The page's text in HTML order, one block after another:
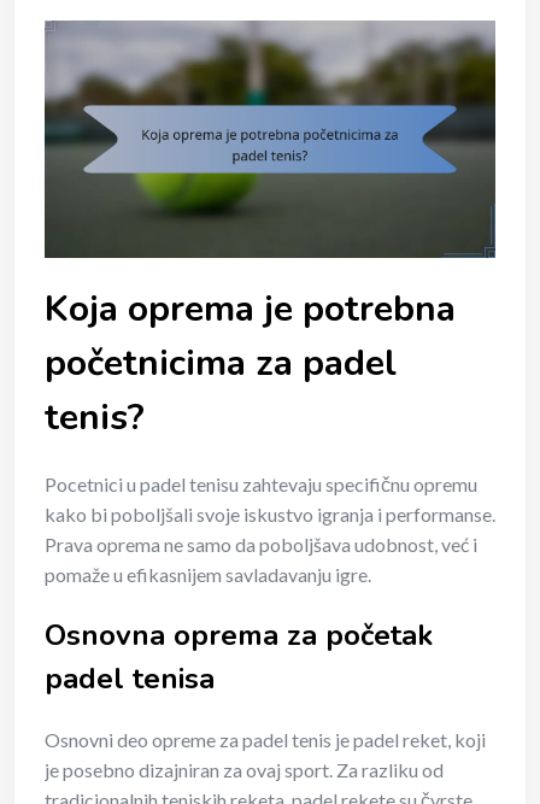
Koja oprema je potrebna
početnicima za padel
tenis?
Pocetnici u padel tenisu zahtevaju specifičnu opremu
kako bi poboljšali svoje iskustvo igranja i performanse.
Prava oprema ne samo da poboljšava udobnost, već i
pomaže u efikasnijem savladavanju igre.
Osnovna oprema za početak
padel tenisa
Osnovni deo opreme za padel tenis je padel reket, koji
je posebno dizajniran za ovaj sport. Za razliku od
tradicionalnih teniskih reketa, padel rekete su čvrste